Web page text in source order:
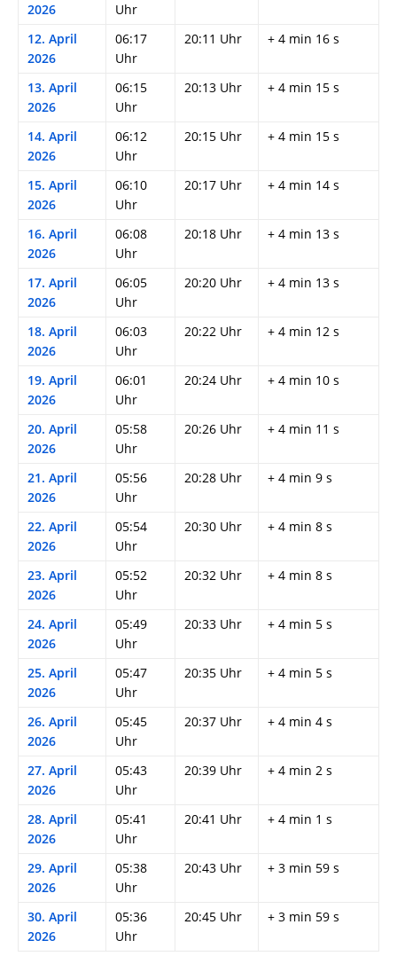
2026
Uhr
12. April
2026
06:17
Uhr
20:11 Uhr + 4 min 16 s
13. April
2026
06:15
Uhr
20:13 Uhr + 4 min 15 s
14. April
2026
06:12
Uhr
20:15 Uhr + 4 min 15 s
15. April
2026
06:10
Uhr
20:17 Uhr + 4 min 14 s
16. April
2026
06:08
Uhr
20:18 Uhr + 4 min 13 s
17. April
2026
06:05
Uhr
20:20 Uhr + 4 min 13 s
18. April
2026
06:03
Uhr
20:22 Uhr + 4 min 12 s
19. April
2026
06:01
Uhr
20:24 Uhr + 4 min 10 s
20. April
2026
05:58
Uhr
20:26 Uhr + 4 min 11 s
21. April
2026
05:56
Uhr
20:28 Uhr + 4 min 9 s
22. April
2026
05:54
Uhr
20:30 Uhr + 4 min 8 s
23. April
2026
05:52
Uhr
20:32 Uhr + 4 min 8 s
24. April
2026
05:49
Uhr
20:33 Uhr + 4 min 5 s
25. April
2026
05:47
Uhr
20:35 Uhr + 4 min 5 s
26. April
2026
05:45
Uhr
20:37 Uhr + 4 min 4 s
27. April
2026
05:43
Uhr
20:39 Uhr + 4 min 2 s
28. April
2026
05:41
Uhr
20:41 Uhr + 4 min 1 s
29. April
2026
05:38
Uhr
20:43 Uhr + 3 min 59 s
30. April
2026
05:36
Uhr
20:45 Uhr + 3 min 59 s